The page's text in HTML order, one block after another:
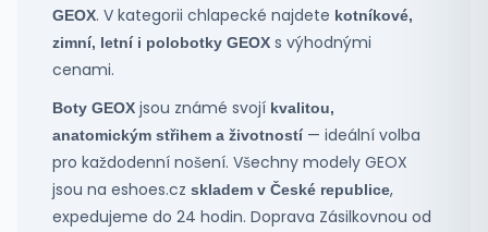
GEOX. V kategorii chlapecké najdete kotníkové,
zimní, letní i polobotky GEOX s výhodnými
cenami.
Boty GEOX jsou známé svojí kvalitou,
anatomickým střihem a životností— ideální volba
pro každodenní nošení. Všechny modely GEOX
jsou na eshoes.cz skladem v České republice,
expedujeme do 24 hodin. Doprava Zásilkovnou od